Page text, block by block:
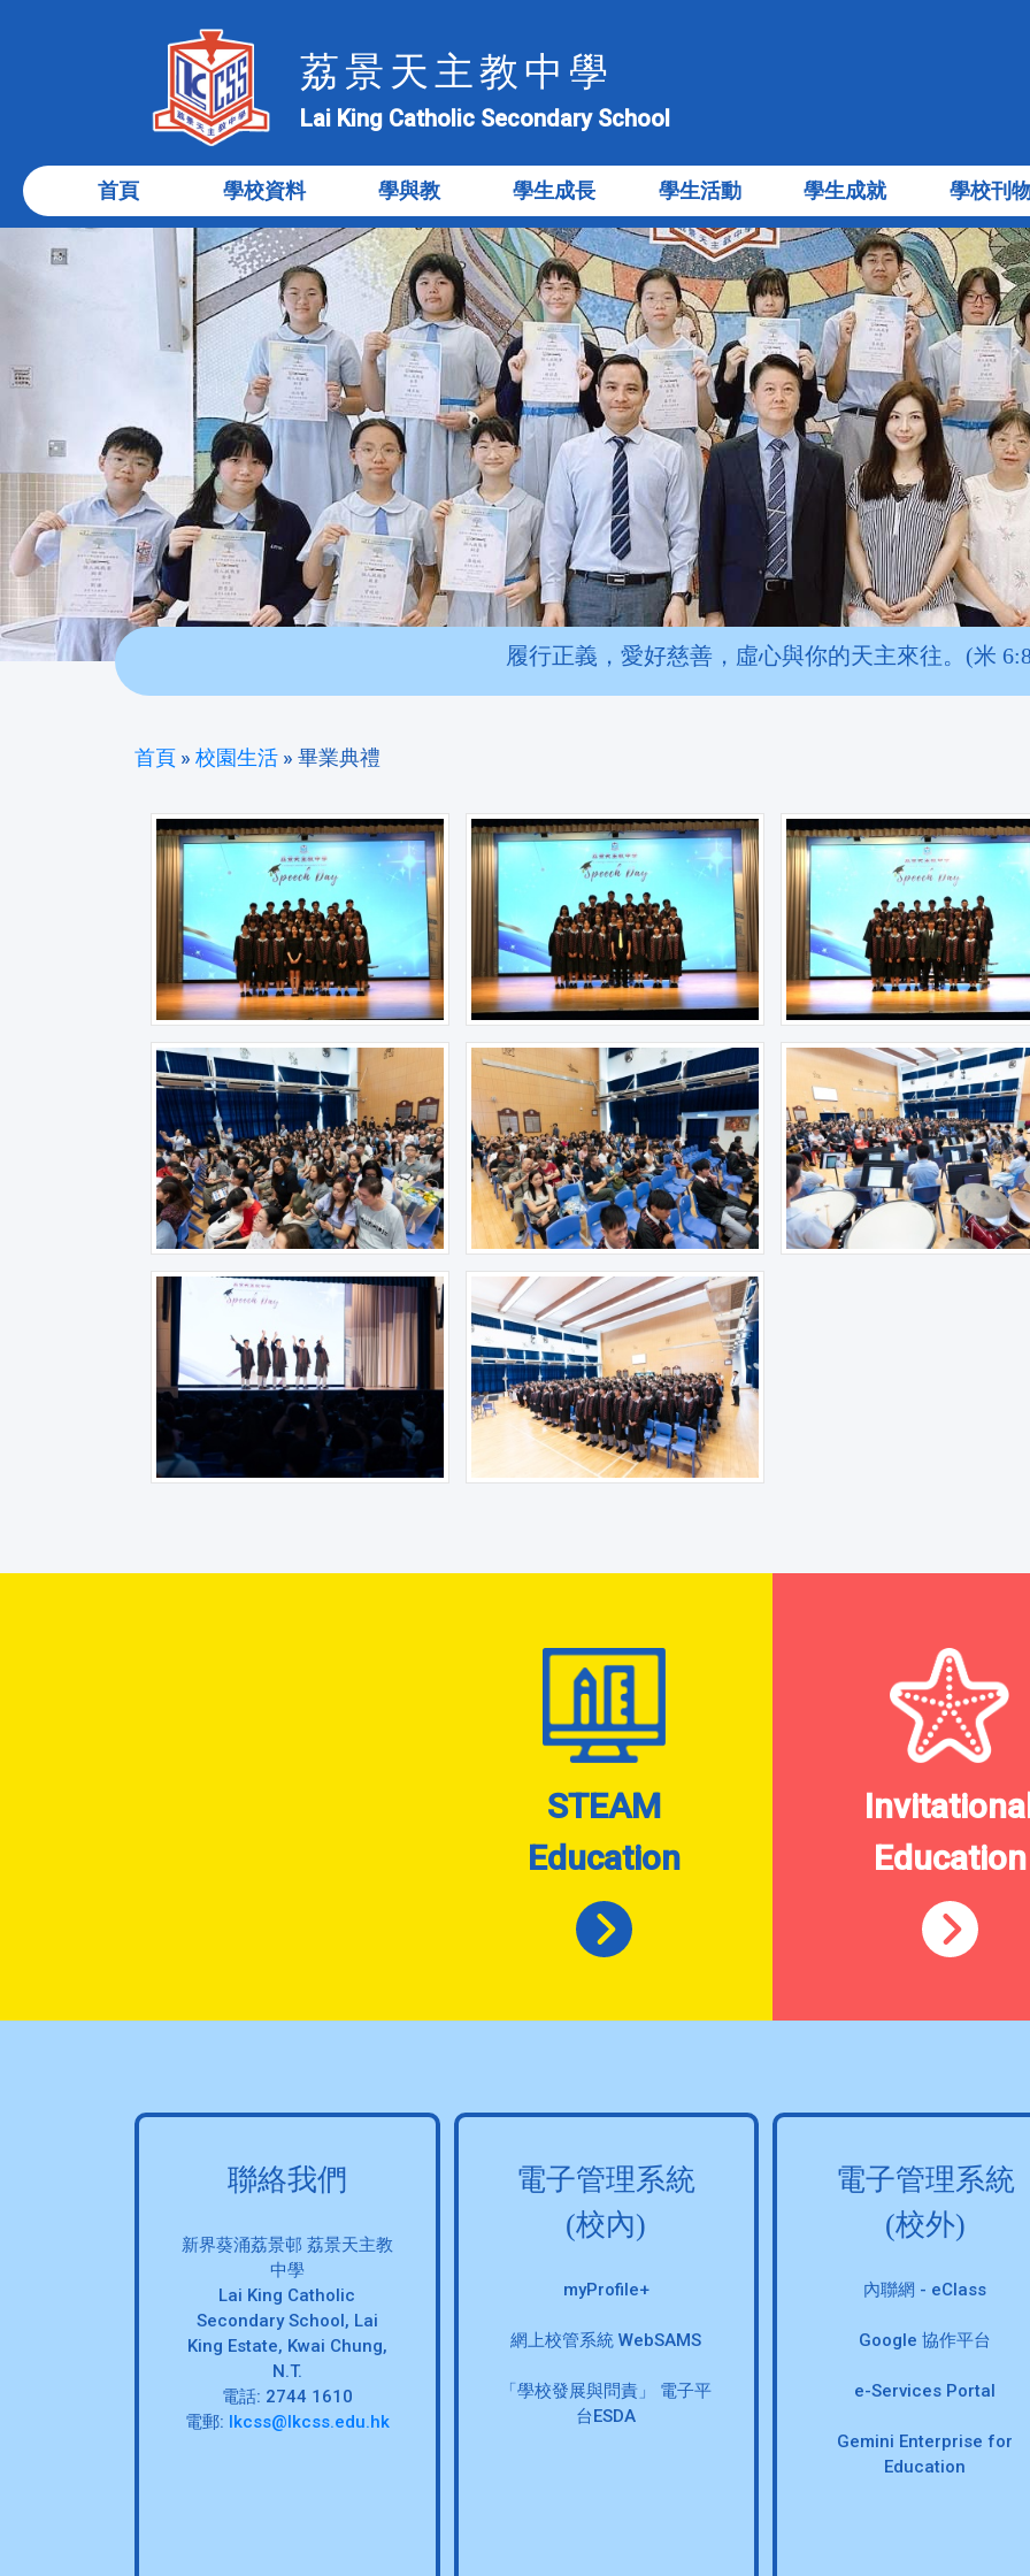
荔景天主教中學
Lai King Catholic Secondary School
首頁 學校資料 學與教 學生成長 學生活動 學生成就 學校刊
履行正義，愛好慈善，虛心與你的天主來往。(米
首頁 » 校園生活 » 畢業典禮
STEAM
Education
Education
聯絡我們
新界葵涌荔景邨 荔景天主教
中學
Lai King Catholic
Secondary School, Lai
King Estate, Kwai Chung,
N.T.
電話: 2744 1610
電郵: lkcss@lkcss.edu.hk
電子管理系統
(校內)
myProfile+
網上校管系統 WebSAMS
「學校發展與問責」 電子平
台ESDA
電子管理系統
(校外)
內聯網 - eClass
Google 協作平台
e-Services Portal
Gemini Enterprise for
Education